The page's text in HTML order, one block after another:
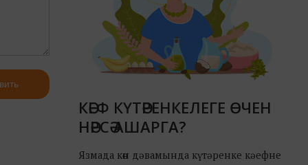
КӘЕФ КҮТӘРЕНКЕЛЕГЕ ӨЧЕН
НӘРСӘ АШАРГА?
Язмада көн дәвамында күтәренке кәефне